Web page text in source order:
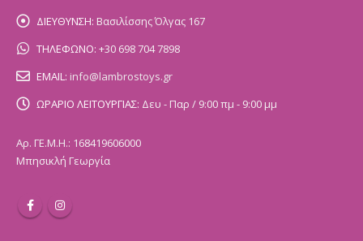
ΔΙΕΥΘΥΝΣΗ: Βασιλίσσης Όλγας 167
ΤΗΛΕΦΩΝΟ: +30 698 704 7898
EMAIL: info@lambrostoys.gr
ΩΡΑΡΙΟ ΛΕΙΤΟΥΡΓΙΑΣ: Δευ - Παρ / 9:00 πμ - 9:00 μμ
Αρ. ΓΕ.Μ.Η.: 168419606000
Μπησικλή Γεωργία